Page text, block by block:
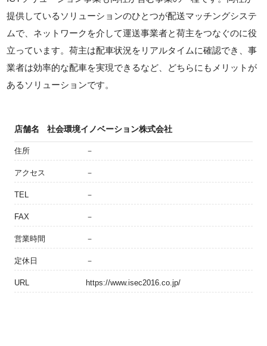
提供しているソリューションのひとつが配送マッチングシステ
ムで、ネットワークを介して運送事業者と荷主をつなぐのに役
立っています。荷主は配車状況をリアルタイムに確認でき、事
業者は効率的な配車を実現できるなど、どちらにもメリットが
あるソリューションです。
店舗名 社会環境イノベーション株式会社
住所 －
アクセス －
TEL －
FAX －
営業時間 －
定休日 －
URL https://www.isec2016.co.jp/